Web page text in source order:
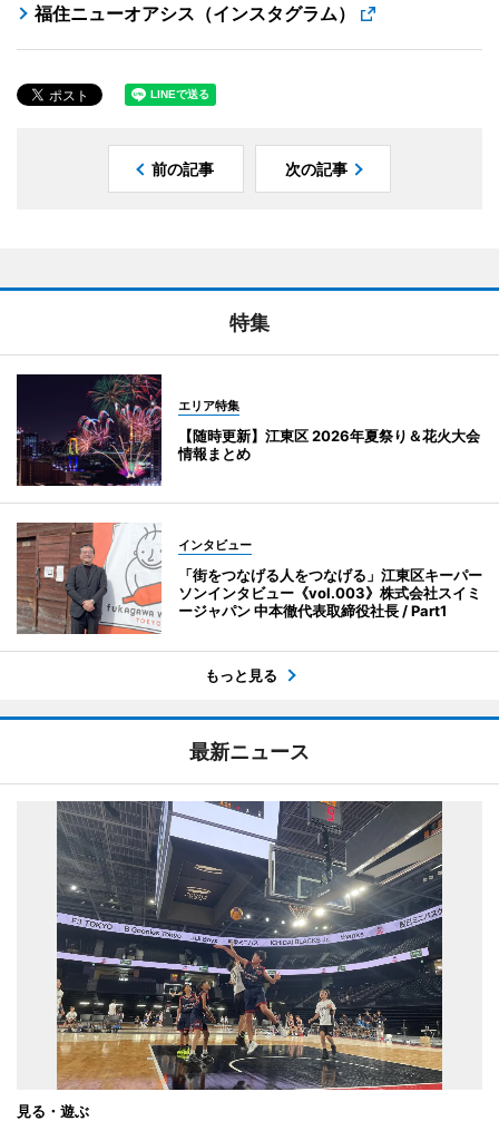
福住ニューオアシス（インスタグラム）
前の記事 次の記事
特集
エリア特集
【随時更新】江東区 2026年夏祭り＆花火大会
情報まとめ
インタビュー
「街をつなげる人をつなげる」江東区キーパー
ソンインタビュー《vol.003》株式会社スイミ
ージャパン 中本徹代表取締役社長 / Part1
もっと見る
最新ニュース
見る・遊ぶ